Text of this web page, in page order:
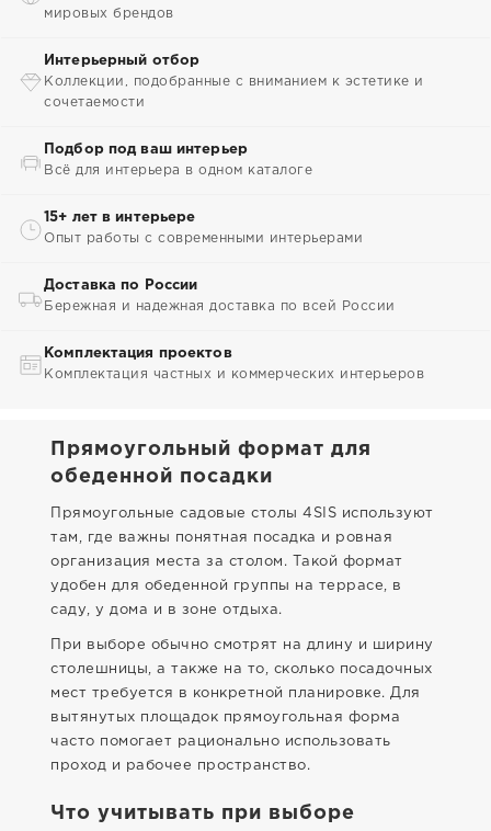
мировых брендов
Интерьерный отбор
Коллекции, подобранные с вниманием к эстетике и
сочетаемости
Подбор под ваш интерьер
Всё для интерьера в одном каталоге
15+ лет в интерьере
Опыт работы с современными интерьерами
Доставка по России
Бережная и надежная доставка по всей России
Комплектация проектов
Комплектация частных и коммерческих интерьеров
Прямоугольный формат для
обеденной посадки
Прямоугольные садовые столы 4SIS используют
там, где важны понятная посадка и ровная
организация места за столом. Такой формат
удобен для обеденной группы на террасе, в
саду, у дома и в зоне отдыха.
При выборе обычно смотрят на длину и ширину
столешницы, а также на то, сколько посадочных
мест требуется в конкретной планировке. Для
вытянутых площадок прямоугольная форма
часто помогает рационально использовать
проход и рабочее пространство.
Что учитывать при выборе